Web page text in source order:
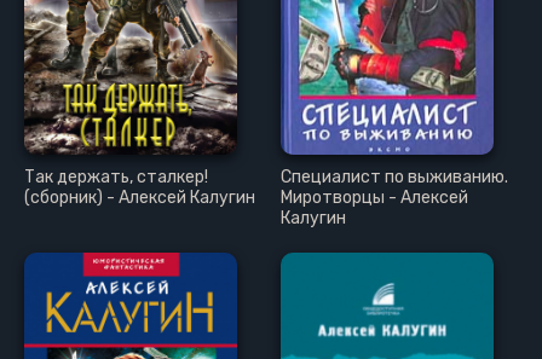
Так держать, сталкер!
(сборник) - Алексей Калугин
Специалист по выживанию.
Миротворцы - Алексей
Калугин